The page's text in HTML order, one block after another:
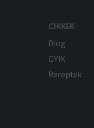
CIKKEK
Blog
GYIK
Receptek